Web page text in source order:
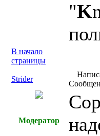
"K
В начало
страницы
Strider
Модератор